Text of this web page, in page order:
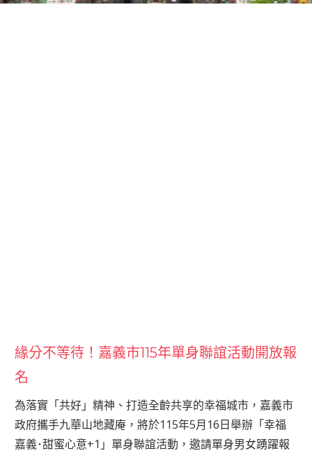
緣分不等待！嘉義市115年單身聯誼活動開放報
名
為落實「共好」精神、打造全齡共享的幸福城市，嘉義市
政府攜手九華山地藏庵，將於115年5月16日舉辦「幸福
嘉義･甜蜜心意+1」單身聯誼活動，邀請單身男女踴躍報